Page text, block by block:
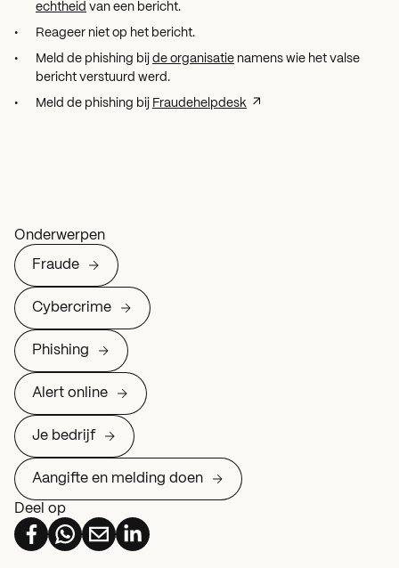
echtheid van een bericht.
Reageer niet op het bericht.
Meld de phishing bij de organisatie namens wie het valse
bericht verstuurd werd.
Meld de phishing bij Fraudehelpdesk
Onderwerpen
Fraude
Cybercrime
Phishing
Alert online
Je bedrijf
Aangifte en melding doen
Deel op